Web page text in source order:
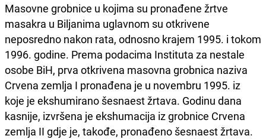
Masovne grobnice u kojima su pronađene žrtve
masakra u Biljanima uglavnom su otkrivene
neposredno nakon rata, odnosno krajem 1995. i tokom
1996. godine. Prema podacima Instituta za nestale
osobe BiH, prva otkrivena masovna grobnica naziva
Crvena zemlja I pronađena je u novembru 1995. iz
koje je ekshumirano šesnaest žrtava. Godinu dana
kasnije, izvršena je ekshumacija iz grobnice Crvena
zemlja II gdje je, takođe, pronađeno šesnaest žrtava.